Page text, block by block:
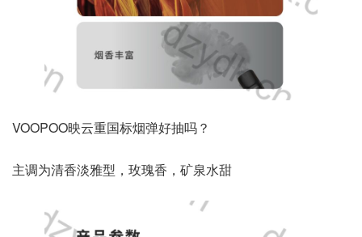
VOOPOO映云重国标烟弹好抽吗？
主调为清香淡雅型，玫瑰香，矿泉水甜